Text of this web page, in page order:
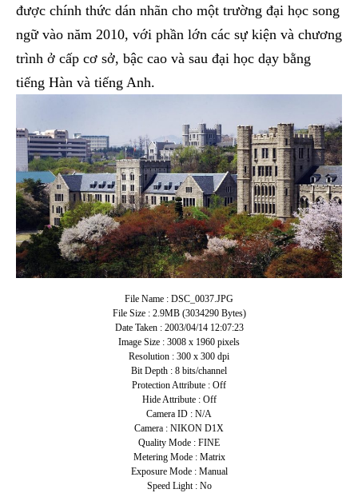
được chính thức dán nhãn cho một trường đại học song
ngữ vào năm 2010, với phần lớn các sự kiện và chương
trình ở cấp cơ sở, bậc cao và sau đại học dạy bằng
tiếng Hàn và tiếng Anh.
File Name : DSC_0037.JPG
File Size : 2.9MB (3034290 Bytes)
Date Taken : 2003/04/14 12:07:23
Image Size : 3008 x 1960 pixels
Resolution : 300 x 300 dpi
Bit Depth : 8 bits/channel
Protection Attribute : Off
Hide Attribute : Off
Camera ID : N/A
Camera : NIKON D1X
Quality Mode : FINE
Metering Mode : Matrix
Exposure Mode : Manual
Speed Light : No